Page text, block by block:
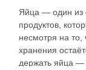
Яйца — один из
продуктов,
несмотря на то,
хранения
держать яйца —